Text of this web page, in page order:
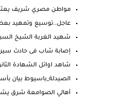
مواطن مصري شريف يعثر
عاجل..توسيع وتمهيد
شهيد الغربة الشيخ
إصابة شاب فى حادث سير
شاهد اوائل الشهادة
الصيدلة_باسيوط بيان
أهالي الصوامعة شرق يشيعون جثامين